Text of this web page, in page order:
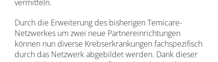
vermitteln.
Durch die Erweiterung des bisherigen Temicare-
Netzwerkes um zwei neue Partnereinrichtungen
können nun diverse Krebserkrankungen fachspezifisch
durch das Netzwerk abgebildet werden. Dank dieser